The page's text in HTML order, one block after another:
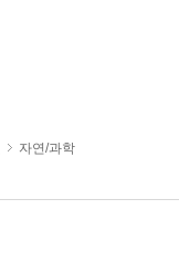
자연/과학